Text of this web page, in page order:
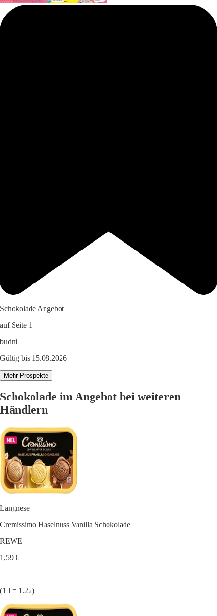
Schokolade Angebot
auf Seite 1
budni
Gültig bis 15.08.2026
Mehr Prospekte
Schokolade im Angebot bei weiteren
Händlern
Langnese
Cremissimo Haselnuss Vanilla Schokolade
REWE
1,59 €
(1 l = 1.22)